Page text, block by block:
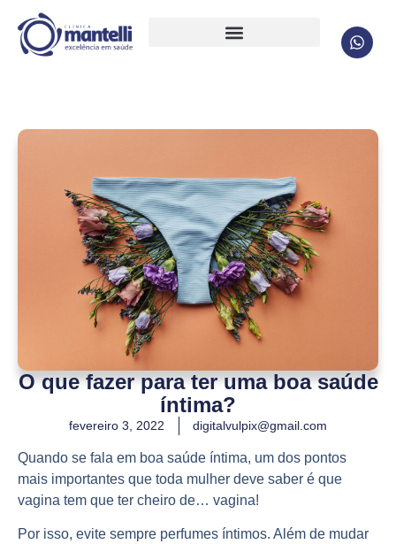
O que fazer para ter uma boa saúde
íntima?
fevereiro 3, 2022 digitalvulpix@gmail.com
Quando se fala em boa saúde íntima, um dos pontos
mais importantes que toda mulher deve saber é que
vagina tem que ter cheiro de… vagina!
Por isso, evite sempre perfumes íntimos. Além de mudar